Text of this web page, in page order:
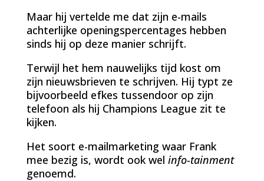
Maar hij vertelde me dat zijn e-mails
achterlijke openingspercentages hebben
sinds hij op deze manier schrijft.
Terwijl het hem nauwelijks tijd kost om
zijn nieuwsbrieven te schrijven. Hij typt ze
bijvoorbeeld efkes tussendoor op zijn
telefoon als hij Champions League zit te
kijken.
Het soort e-mailmarketing waar Frank
mee bezig is, wordt ook wel info-tainment
genoemd.